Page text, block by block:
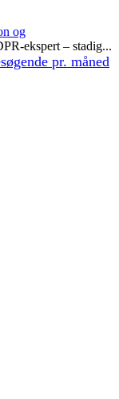
og
ekspert – stadig...
pr. måned